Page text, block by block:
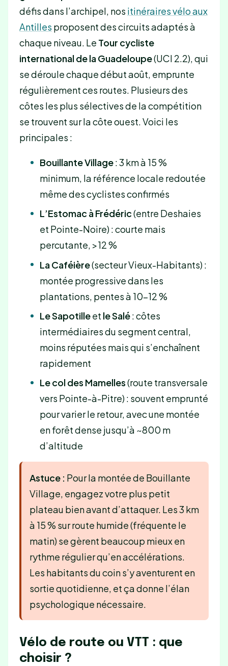
défis dans l’archipel, nos itinéraires vélo aux
Antilles proposent des circuits adaptés à
chaque niveau. Le Tour cycliste
international de la Guadeloupe(UCI 2.2), qui
se déroule chaque début août, emprunte
régulièrement ces routes. Plusieurs des
côtes les plus sélectives de la compétition
se trouvent sur la côte ouest. Voici les
principales :
Bouillante Village: 3 km à 15 %
minimum, la référence locale redoutée
même des cyclistes confirmés
L’Estomac à Frédéric(entre Deshaies
et Pointe-Noire) : courte mais
percutante, >12 %
La Caféière(secteur Vieux-Habitants) :
montée progressive dans les
plantations, pentes à 10-12 %
Le Sapotilleet le Salé: côtes
intermédiaires du segment central,
moins réputées mais qui s’enchaînent
rapidement
Le col des Mamelles(route transversale
vers Pointe-à-Pitre) : souvent emprunté
pour varier le retour, avec une montée
en forêt dense jusqu’à ~800 m
d’altitude
Astuce : Pour la montée de Bouillante
Village, engagez votre plus petit
plateau bien avant d’attaquer. Les 3 km
à 15 % sur route humide (fréquente le
matin) se gèrent beaucoup mieux en
rythme régulier qu’en accélérations.
Les habitants du coin s’y aventurent en
sortie quotidienne, et ça donne l’élan
psychologique nécessaire.
Vélo de route ou VTT : que
choisir ?